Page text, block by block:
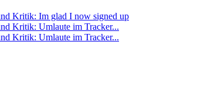
Kritik: Im glad I now signed up
Kritik: Umlaute im Tracker...
Kritik: Umlaute im Tracker...